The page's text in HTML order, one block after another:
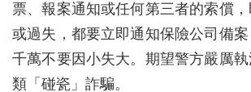
票、報案通知或任何第三者的索償
或過失，都要立即通知保險公司備案
千萬不要因小失大。期望警方嚴厲
類「碰瓷」詐騙。